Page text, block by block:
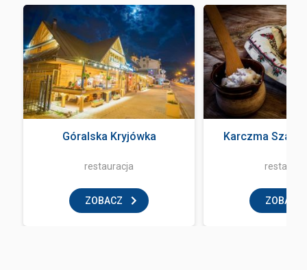
Góralska Kryjówka
restauracja
ZOBACZ
Karczma
ZOBACZ